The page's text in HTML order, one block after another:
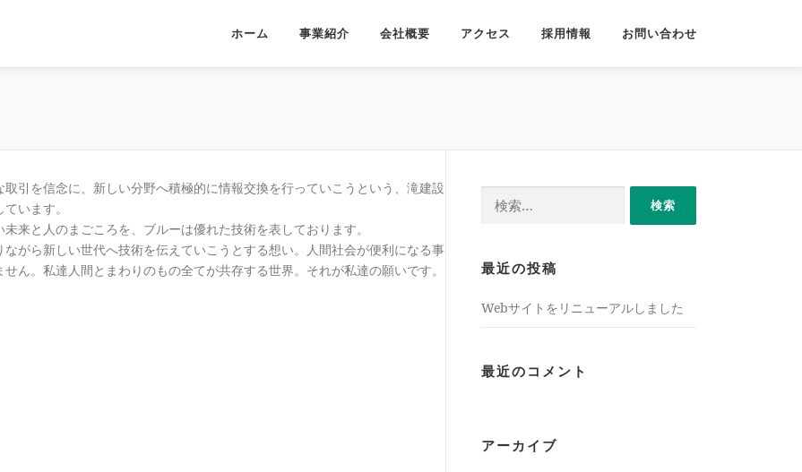
ホーム 事業紹介 会社概要 アクセス 採用情報 お問い合わせ
取引を信念に、新しい分野へ積極的に情報交換を行っていこうという、滝建設
います。
来と人のまごころを、ブルーは優れた技術を表しております。
ながら新しい世代へ技術を伝えていこうとする想い。人間社会が便利になる事
ん。私達人間とまわりのもの全てが共存する世界。それが私達の願いです。
最近の投稿
Webサイトをリニューアルしました
最近のコメント
アーカイブ